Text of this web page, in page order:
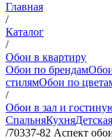
Главная
/
Каталог
/
Обои в квартиру
Обои по брендам
стилямОбои по
/
Обои в зал и
СпальняКухняДетская
/70337-82 Аспект